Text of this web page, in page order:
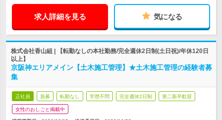
求人詳細を見る 気になる
株式会社香山組 | 【転勤なしの本社勤務/完全週休2日制(土日祝)/年休120日
以上】
京阪神エリアメイン【土木施工管理】★土木施工管理の経験者募
集
正社員 急募 転勤なし 学歴不問 完全週休2日制 第二新卒歓迎
女性のおしごと掲載中